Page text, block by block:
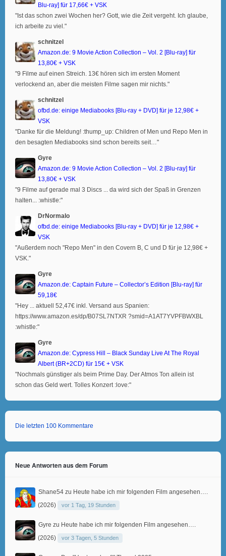
Blu-ray] für 17,66€ + VSK
"Ist das schon zwei Wochen her? Gott, wie die Zeit vergeht. Ich glaube,
ich arbeite zu viel."
schnitzel
Amazon.de: 9 Movie Action Collection – Vol. 2 [Blu-ray] für
13,80€ + VSK
"9 Filme auf einen Streich. 13€ hören sich im ersten Moment
verlockend an, aber die meisten Filme sagen mir nichts."
schnitzel
ofbd.de: einige Mediabooks [Blu-ray + DVD] für je 12,98€ +
VSK
"Danke für die Meldung! :thump_up: Children of Men und Repo Men in
den besagten Mediabooks sind schon bereits seit…"
Gyre
Amazon.de: 9 Movie Action Collection – Vol. 2 [Blu-ray] für
13,80€ + VSK
"9 Filme auf gerade mal 3 Discs ... da wird sich der Spaß in Grenzen
halten... :whistle:"
DrNormalo
ofbd.de: einige Mediabooks [Blu-ray + DVD] für je 12,98€ +
VSK
"Außerdem noch "Repo Men" in den Covern B, C und D für je 12,98€ +
VSK."
Gyre
Amazon.de: Captain Future – Collector’s Edition [Blu-ray] für
59,18€
"Hey ... aktuell 52,47€ inkl. Versand aus Spanien:
https://www.amazon.es/dp/B07SL7NTXR ?smid=A1AT7YVPFBWXBL
:whistle:"
Gyre
Amazon.de: Cypress Hill – Black Sunday Live At The Royal
Albert (BR+2CD) für 15€ + VSK
"Nochmals günstiger als beim Prime Day. Der Atmos Ton allein ist
schon das Geld wert. Tolles Konzert :love:"
Die letzten 100 Kommentare
Neue Antworten aus dem Forum
Shane54 zu Heute habe ich mir folgenden Film angesehen….
(2026)
vor 1 Tag, 19 Stunden
Gyre zu Heute habe ich mir folgenden Film angesehen….
(2026)
vor 3 Tagen, 5 Stunden